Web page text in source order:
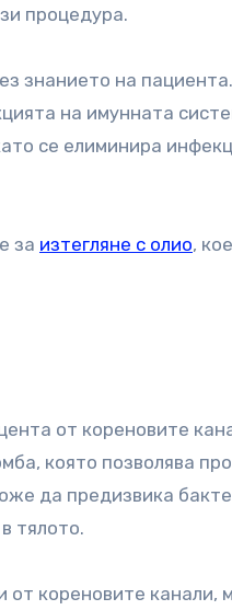
процедура.
знанието на
на имунната
се елиминира
за изтегляне с олио,
от кореновите
която позволява
да предизвика
тялото.
кореновите канали,